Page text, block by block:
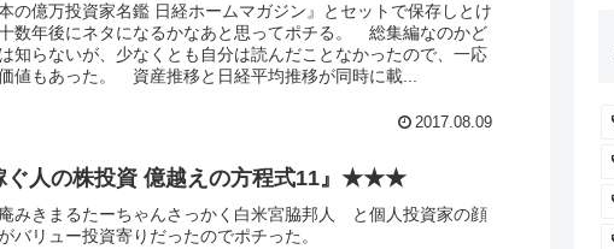
の億万投資家名鑑 日経ホームマガジン』とセットで保存しとけ
数年後にネタになるかなあと思ってポチる。 総集編なのかど
知らないが、少なくとも自分は読んだことなかったので、一応
値もあった。 資産推移と日経平均推移が同時に載...
2017.08.09
ぐ人の株投資 億越えの方程式11』★★★
みきまるたーちゃんさっかく白米宮脇邦人 と個人投資家の顔
バリュー投資寄りだったのでポチった。